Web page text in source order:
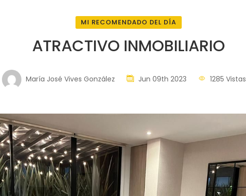
MI RECOMENDADO DEL DÍA
ATRACTIVO INMOBILIARIO
María José Vives González Jun 09th 2023 1285 Vistas